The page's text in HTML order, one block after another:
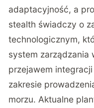
adaptacyjność, a
stealth świadczy o
technologicznym,
system zarządzania
przejawem
zakresie
morzu. Aktualne